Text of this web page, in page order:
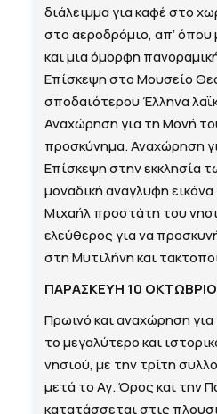
διάλειμμα για καφέ στο
στο αεροδρόμιο, απ’
και μια όμορφη
Επίσκεψη στο Μουσείο
σποδαιότερου Έλληνα
Αναχώρηση για τη Μονή
προσκύνημα. Αναχώρηση
Επίσκεψη στην εκκλησία
μοναδική ανάγλυφη
Μιχαήλ προστάτη του
ελεύθερος για να
στη Μυτιλήνη και
ΠΑΡΑΣΚΕΥΗ 10
Πρωινό και αναχώρηση
το μεγαλύτερο και
νησιού, με την τρίτη
μετά το Αγ. Όρος και την
κατατάσσεται στις